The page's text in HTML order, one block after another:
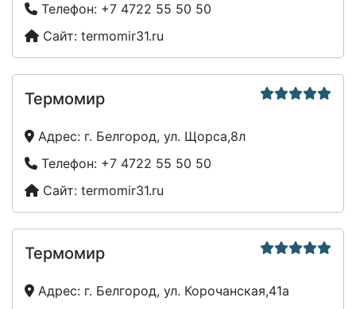
Телефон: +7 4722 55 50 50
Сайт: termomir31.ru
Термомир
Адрес: г. Белгород, ул. Щорса,8л
Телефон: +7 4722 55 50 50
Сайт: termomir31.ru
Термомир
Адрес: г. Белгород, ул. Корочанская,41а